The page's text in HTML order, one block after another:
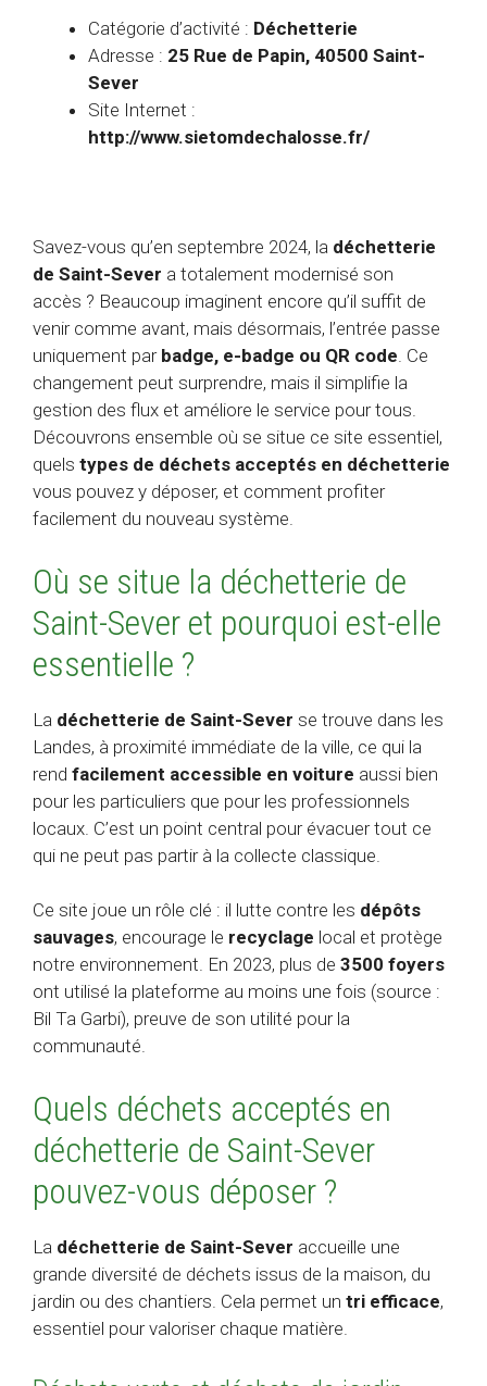
Catégorie d’activité : Déchetterie
Adresse : 25 Rue de Papin, 40500 Saint-
Sever
Site Internet :
http://www.sietomdechalosse.fr/
Savez-vous qu’en septembre 2024, la déchetterie
de Saint-Sever a totalement modernisé son
accès ? Beaucoup imaginent encore qu’il suffit de
venir comme avant, mais désormais, l’entrée passe
uniquement par badge, e-badge ou QR code. Ce
changement peut surprendre, mais il simplifie la
gestion des flux et améliore le service pour tous.
Découvrons ensemble où se situe ce site essentiel,
quels types de déchets acceptés en déchetterie
vous pouvez y déposer, et comment profiter
facilement du nouveau système.
Où se situe la déchetterie de
Saint-Sever et pourquoi est-elle
essentielle ?
La déchetterie de Saint-Sever se trouve dans les
Landes, à proximité immédiate de la ville, ce qui la
rend facilement accessible en voiture aussi bien
pour les particuliers que pour les professionnels
locaux. C’est un point central pour évacuer tout ce
qui ne peut pas partir à la collecte classique.
Ce site joue un rôle clé : il lutte contre les dépôts
sauvages, encourage le recyclage local et protège
notre environnement. En 2023, plus de 3500 foyers
ont utilisé la plateforme au moins une fois (source :
Bil Ta Garbi), preuve de son utilité pour la
communauté.
Quels déchets acceptés en
déchetterie de Saint-Sever
pouvez-vous déposer ?
La déchetterie de Saint-Sever accueille une
grande diversité de déchets issus de la maison, du
jardin ou des chantiers. Cela permet un tri efficace,
essentiel pour valoriser chaque matière.